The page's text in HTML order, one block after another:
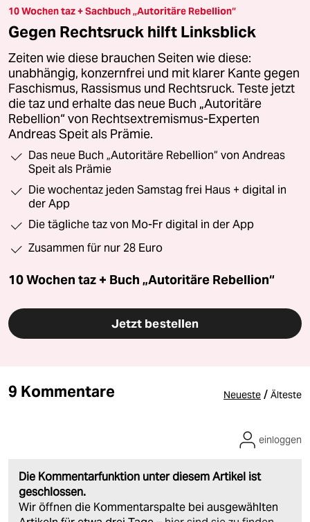
10 Wochen taz + Sachbuch „Autoritäre Rebellion“
Gegen Rechtsruck hilft Linksblick
Zeiten wie diese brauchen Seiten wie diese:
unabhängig, konzernfrei und mit klarer Kante gegen
Faschismus, Rassismus und Rechtsruck. Teste jetzt
die taz und erhalte das neue Buch „Autoritäre
Rebellion“ von Rechtsextremismus-Experten
Andreas Speit als Prämie.
Das neue Buch „Autoritäre Rebellion“ von Andreas
Speit als Prämie
Die wochentaz jeden Samstag frei Haus + digital in
der App
Die tägliche taz von Mo-Fr digital in der App
Zusammen für nur 28 Euro
10 Wochen taz + Buch „Autoritäre Rebellion“
Jetzt bestellen
9 Kommentare Neueste / Älteste
Die Kommentarfunktion unter diesem Artikel ist
geschlossen.
Wir öffnen die Kommentarspalte bei ausgewählten
einloggen